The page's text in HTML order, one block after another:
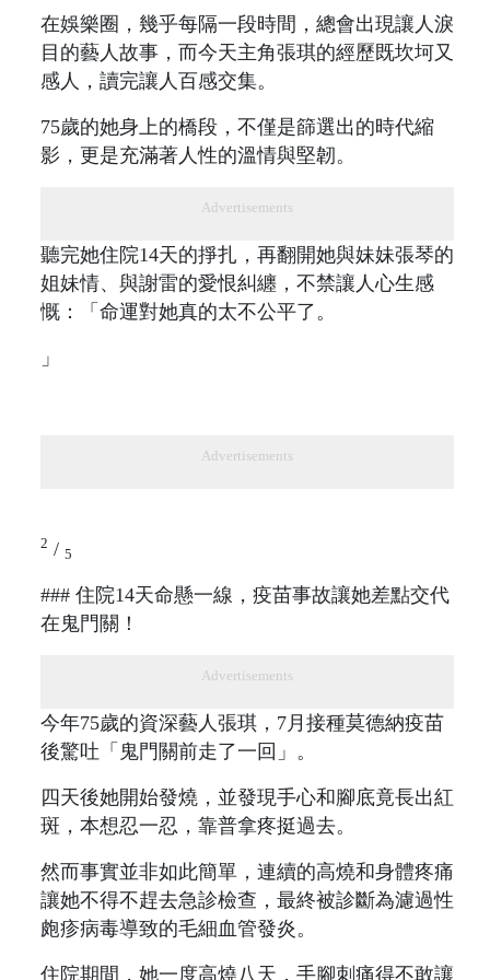
在娛樂圈，幾乎每隔一段時間，總會出現讓人淚
目的藝人故事，而今天主角張琪的經歷既坎坷又
感人，讀完讓人百感交集。
75歲的她身上的橋段，不僅是篩選出的時代縮
影，更是充滿著人性的溫情與堅韌。
Advertisements
聽完她住院14天的掙扎，再翻開她與妹妹張琴的
姐妹情、與謝雷的愛恨糾纏，不禁讓人心生感
慨：「命運對她真的太不公平了。
」
Advertisements
2 / 5
### 住院14天命懸一線，疫苗事故讓她差點交代
在鬼門關！
Advertisements
今年75歲的資深藝人張琪，7月接種莫德納疫苗
後驚吐「鬼門關前走了一回」。
四天後她開始發燒，並發現手心和腳底竟長出紅
斑，本想忍一忍，靠普拿疼挺過去。
然而事實並非如此簡單，連續的高燒和身體疼痛
讓她不得不趕去急診檢查，最終被診斷為濾過性
皰疹病毒導致的毛細血管發炎。
住院期間，她一度高燒八天，手腳刺痛得不敢讓